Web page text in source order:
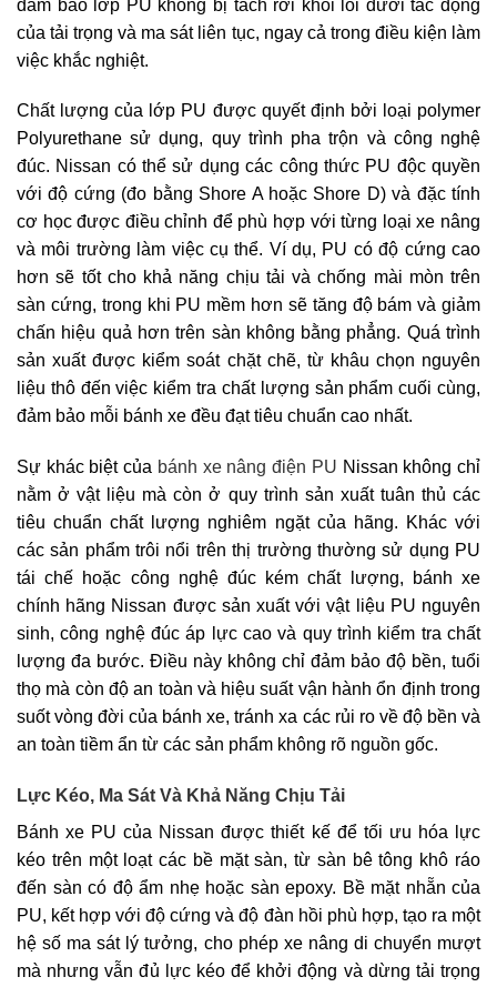
đảm bảo lớp PU không bị tách rời khỏi lõi dưới tác động
của tải trọng và ma sát liên tục, ngay cả trong điều kiện làm
việc khắc nghiệt.
Chất lượng của lớp PU được quyết định bởi loại polymer
Polyurethane sử dụng, quy trình pha trộn và công nghệ
đúc. Nissan có thể sử dụng các công thức PU độc quyền
với độ cứng (đo bằng Shore A hoặc Shore D) và đặc tính
cơ học được điều chỉnh để phù hợp với từng loại xe nâng
và môi trường làm việc cụ thể. Ví dụ, PU có độ cứng cao
hơn sẽ tốt cho khả năng chịu tải và chống mài mòn trên
sàn cứng, trong khi PU mềm hơn sẽ tăng độ bám và giảm
chấn hiệu quả hơn trên sàn không bằng phẳng. Quá trình
sản xuất được kiểm soát chặt chẽ, từ khâu chọn nguyên
liệu thô đến việc kiểm tra chất lượng sản phẩm cuối cùng,
đảm bảo mỗi bánh xe đều đạt tiêu chuẩn cao nhất.
Sự khác biệt của bánh xe nâng điện PU Nissan không chỉ
nằm ở vật liệu mà còn ở quy trình sản xuất tuân thủ các
tiêu chuẩn chất lượng nghiêm ngặt của hãng. Khác với
các sản phẩm trôi nổi trên thị trường thường sử dụng PU
tái chế hoặc công nghệ đúc kém chất lượng, bánh xe
chính hãng Nissan được sản xuất với vật liệu PU nguyên
sinh, công nghệ đúc áp lực cao và quy trình kiểm tra chất
lượng đa bước. Điều này không chỉ đảm bảo độ bền, tuổi
thọ mà còn độ an toàn và hiệu suất vận hành ổn định trong
suốt vòng đời của bánh xe, tránh xa các rủi ro về độ bền và
an toàn tiềm ẩn từ các sản phẩm không rõ nguồn gốc.
Lực Kéo, Ma Sát Và Khả Năng Chịu Tải
Bánh xe PU của Nissan được thiết kế để tối ưu hóa lực
kéo trên một loạt các bề mặt sàn, từ sàn bê tông khô ráo
đến sàn có độ ẩm nhẹ hoặc sàn epoxy. Bề mặt nhẵn của
PU, kết hợp với độ cứng và độ đàn hồi phù hợp, tạo ra một
hệ số ma sát lý tưởng, cho phép xe nâng di chuyển mượt
mà nhưng vẫn đủ lực kéo để khởi động và dừng tải trọng